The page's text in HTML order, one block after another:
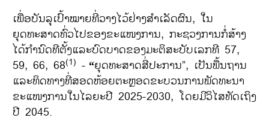
ເພື່ອບັນລຸເປົ້າໝາຍທີ່ວາງໄວ້ຢ່າງສຳເລັດຜົນ, ໃນ
ຍຸດທະສາດທົ່ວໄປຂອງຂະແໜງການ, ກະຊວງການກໍ່ສ້າງ
ໄດ້ກຳນົດທີຕັ້ງແລະບົດບາດຂອງມະຕິສະບັບເລກທີ 57,
59, 66, 68(1) - “ຍຸດທະສາດສີ່ປະການ”, ເປັນພື້ນຖານ
ແລະທິດທາງທີ່ສອດຫ້ອຍຕະຫຼອດຂະບວນການພັດທະນາ
ຂະແໜງການໃນໄລຍະປີ 2025-2030, ໂດຍມີວິໄສທັດເຖິງ
ປີ 2045.